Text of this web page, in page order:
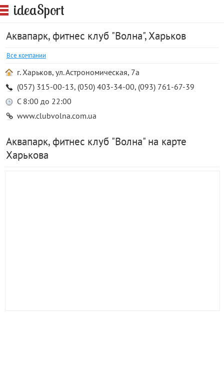
ideaSport
Аквапарк, фитнес клуб "Волна", Харьков
Все компании
г. Харьков, ул. Астрономическая, 7а
(057) 315-00-13, (050) 403-34-00, (093) 761-67-39
С 8:00 до 22:00
www.clubvolna.com.ua
Аквапарк, фитнес клуб "Волна" на карте
Харькова